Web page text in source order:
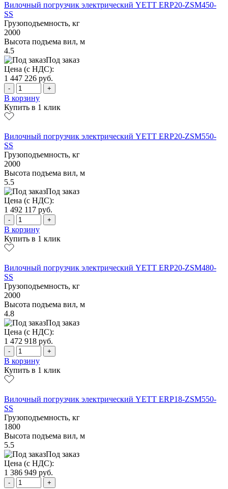
Вилочный погрузчик электрический YETT ERP20-ZSM450-
SS
Грузоподъемность, кг
2000
Высота подъема вил, м
4.5
Под заказ
Цена (с НДС):
1 447 226 руб.
- +
В корзину
Купить в 1 клик
Вилочный погрузчик электрический YETT ERP20-ZSM550-
SS
Грузоподъемность, кг
2000
Высота подъема вил, м
5.5
Под заказ
Цена (с НДС):
1 492 117 руб.
- +
В корзину
Купить в 1 клик
Вилочный погрузчик электрический YETT ERP20-ZSM480-
SS
Грузоподъемность, кг
2000
Высота подъема вил, м
4.8
Под заказ
Цена (с НДС):
1 472 918 руб.
- +
В корзину
Купить в 1 клик
Вилочный погрузчик электрический YETT ERP18-ZSM550-
SS
Грузоподъемность, кг
1800
Высота подъема вил, м
5.5
Под заказ
Цена (с НДС):
1 386 949 руб.
- +